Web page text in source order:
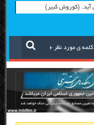
آید. (کوروش کبیر)